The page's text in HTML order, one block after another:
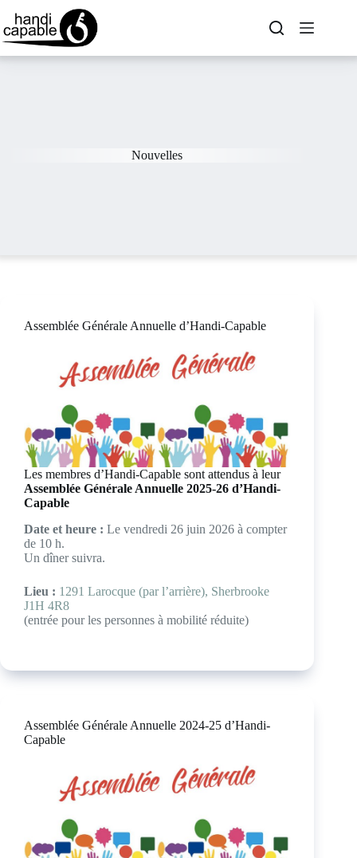
Nouvelles
Assemblée Générale Annuelle d’Handi-Capable
Les membres d’Handi-Capable sont attendus à leur
Assemblée Générale Annuelle 2025-26 d’Handi-
Capable
Date et heure : Le vendredi 26 juin 2026 à compter
de 10 h.
Un dîner suivra.
Lieu : 1291 Larocque (par l’arrière), Sherbrooke
J1H 4R8
(entrée pour les personnes à mobilité réduite)
Assemblée Générale Annuelle 2024-25 d’Handi-
Capable